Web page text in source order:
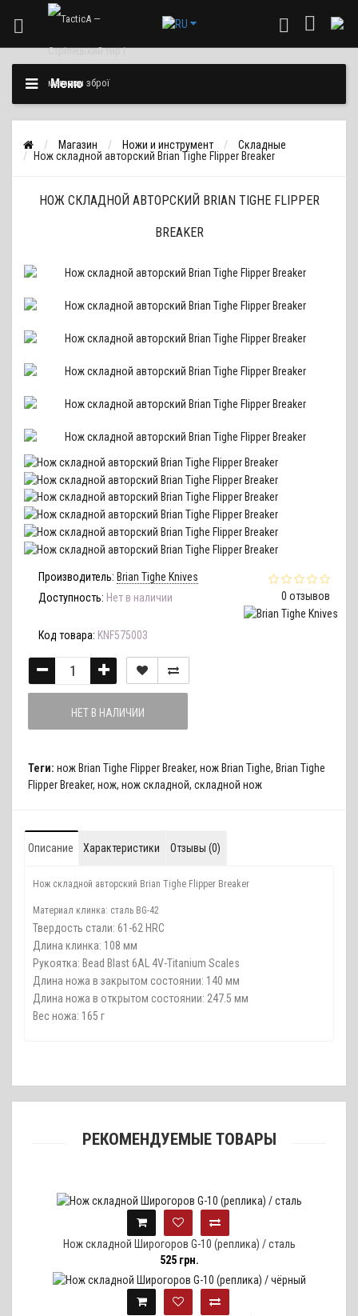
Меню
Магазин Ножи и инструмент
Складные
Нож складной авторский Brian Tighe Flipper Breaker
НОЖ СКЛАДНОЙ АВТОРСКИЙ BRIAN TIGHE FLIPPER
BREAKER
0 отзывов
Производитель: Brian Tighe Knives
Доступность: Нет в наличии
Код товара: KNF575003
НЕТ В НАЛИЧИИ
Теги: нож Brian Tighe Flipper Breaker, нож Brian Tighe, Brian Tighe
Flipper Breaker, нож, нож складной, складной нож
Описание Характеристики Отзывы (0)
Нож складной авторский Brian Tighe Flipper Breaker
Материал клинка: сталь BG-42
Твердость стали: 61-62 HRC
Длина клинка: 108 мм
Рукоятка: Bead Blast 6AL 4V-Titanium Scales
Длина ножа в закрытом состоянии: 140 мм
Длина ножа в открытом состоянии: 247.5 мм
Вес ножа: 165 г
РЕКОМЕНДУЕМЫЕ ТОВАРЫ
Нож складной Широгоров G-10 (реплика) / сталь
525 грн.